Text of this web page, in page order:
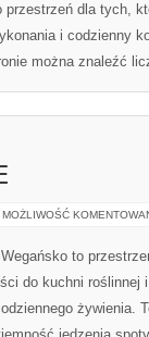
przestrzeń dla tych,
i codzienny
można znaleźć
MOŻLIWOŚĆ
to
do kuchni
żywienia.